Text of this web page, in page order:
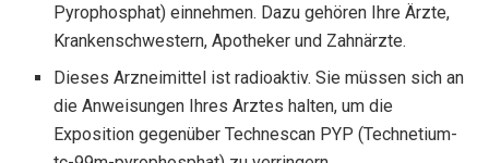
Pyrophosphat) einnehmen. Dazu gehören Ihre Ärzte,
Krankenschwestern, Apotheker und Zahnärzte.
Dieses Arzneimittel ist radioaktiv. Sie müssen sich an
die Anweisungen Ihres Arztes halten, um die
Exposition gegenüber Technescan PYP (Technetium-